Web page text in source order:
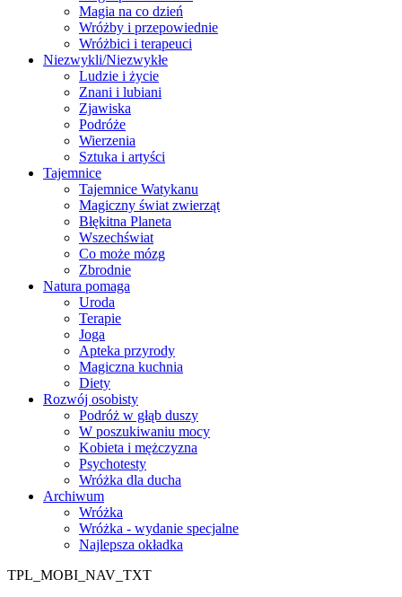
Magia na co dzień
Wróżby i przepowiednie
Wróżbici i terapeuci
Niezwykli/Niezwykłe
Ludzie i życie
Znani i lubiani
Zjawiska
Podróże
Wierzenia
Sztuka i artyści
Tajemnice
Tajemnice Watykanu
Magiczny świat zwierząt
Błękitna Planeta
Wszechświat
Co może mózg
Zbrodnie
Natura pomaga
Uroda
Terapie
Joga
Apteka przyrody
Magiczna kuchnia
Diety
Rozwój osobisty
Podróż w głąb duszy
W poszukiwaniu mocy
Kobieta i mężczyzna
Psychotesty
Wróżka dla ducha
Archiwum
Wróżka
Wróżka - wydanie specjalne
Najlepsza okładka
TPL_MOBI_NAV_TXT